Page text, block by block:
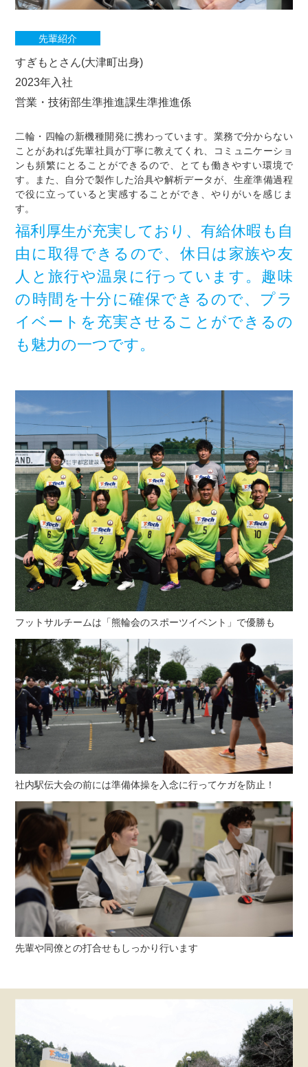
先輩紹介
すぎもとさん(大津町出身)
2023年入社
営業・技術部生準推進課生準推進係
二輪・四輪の新機種開発に携わっています。業務で分からない
ことがあれば先輩社員が丁寧に教えてくれ、コミュニケーショ
ンも頻繁にとることができるので、とても働きやすい環境で
す。また、自分で製作した治具や解析データが、生産準備過程
で役に立っていると実感することができ、やりがいを感じま
す。
福利厚生が充実しており、有給休暇も自
由に取得できるので、休日は家族や友
人と旅行や温泉に行っています。趣味
の時間を十分に確保できるので、プラ
イベートを充実させることができるの
も魅力の一つです。
フットサルチームは「熊輪会のスポーツイベント」で優勝も
社内駅伝大会の前には準備体操を入念に行ってケガを防止！
先輩や同僚との打合せもしっかり行います